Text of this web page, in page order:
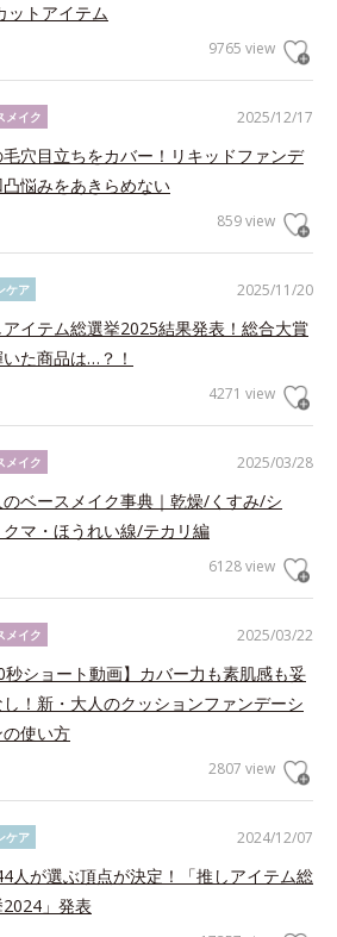
ットアイテム
9765 view
2025/12/17
メイク
穴目立ちをカバー！リキッドファンデ
凸悩みをあきらめない
859 view
2025/11/20
ケア
イテム総選挙2025結果発表！総合大賞
た商品は…？！
4271 view
2025/03/28
メイク
のベースメイク事典｜乾燥/くすみ/シ
クマ・ほうれい線/テカリ編
6128 view
2025/03/22
メイク
秒ショート動画】カバー力も素肌感も妥
！新・大人のクッションファンデーシ
の使い方
2807 view
2024/12/07
ケア
人が選ぶ頂点が決定！「推しアイテム総
」発表